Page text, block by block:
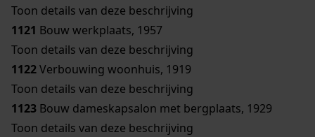
Toon details van deze beschrijving
1121 Bouw werkplaats, 1957
Toon details van deze beschrijving
1122Verbouwing woonhuis, 1919
Toon details van deze beschrijving
1123 Bouw dameskapsalon met bergplaats, 1929
Toon details van deze beschrijving